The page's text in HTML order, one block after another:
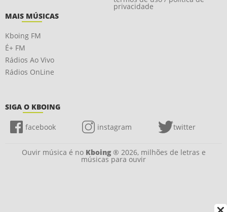
privacidade
MAIS MÚSICAS
Kboing FM
É+ FM
Rádios Ao Vivo
Rádios OnLine
SIGA O KBOING
facebook instagram twitter
Ouvir música é no Kboing® 2026, milhões de letras e
músicas para ouvir